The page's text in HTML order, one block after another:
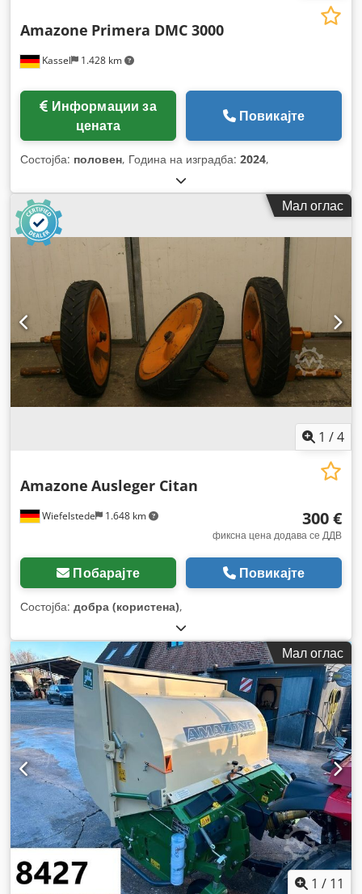
Kassel 1.428 km
Amazone Primera DMC 3000
цената
Повикајте
Состојба: половен, Година на изградба: 2024,
Мал оглас
1 /4
Wiefelstede 1.648 km
Amazone Ausleger Citan
300 €
фиксна цена додава се ДДВ
Побарајте Повикајте
Состојба: добра (користена),
Мал оглас
1 / 11